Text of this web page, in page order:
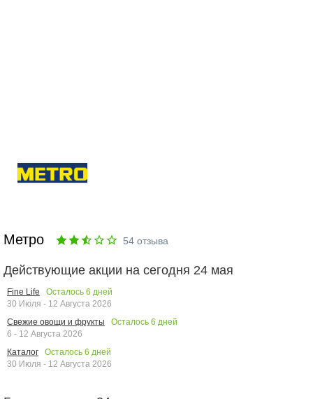
Метро 54 отзыва
Действующие акции на сегодня 24 мая
Fine Life Осталось 6 дней
30 Июля - 12 Августа 2026
Свежие овощи и фрукты
Осталось 6 дней
6 - 12 Августа 2026
Каталог
Осталось 6 дней
30 Июля - 12 Августа 2026